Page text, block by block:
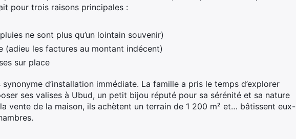
pour trois raisons principales :
ne sont plus qu’un lointain souvenir)
(adieu les factures au montant indécent)
sur place
d’installation immédiate. La famille a pris le temps d’explorer
ses valises à Ubud, un petit bijou réputé pour sa sérénité et sa nature
vente de la maison, ils achètent un terrain de 1 200 m² et… bâtissent eux-